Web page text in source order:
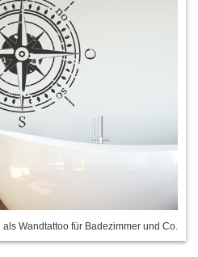
Wandtattoo für Badezimmer und Co.